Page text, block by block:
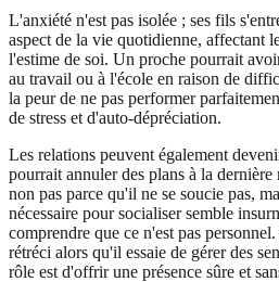
L'anxiété n'est pas isolée ; ses fils
aspect de la vie quotidienne, affectant
l'estime de soi. Un proche pourrait
au travail ou à l'école en raison de
la peur de ne pas performer
de stress et d'auto-dépréciation.
Les relations peuvent également
pourrait annuler des plans à la
non pas parce qu'il ne se soucie pas,
nécessaire pour socialiser semble
comprendre que ce n'est pas
rétréci alors qu'il essaie de gérer des
rôle est d'offrir une présence sûre et